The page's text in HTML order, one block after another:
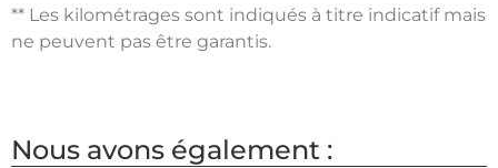
** Les kilométrages sont indiqués à titre indicatif mais
ne peuvent pas être garantis.
Nous avons également :